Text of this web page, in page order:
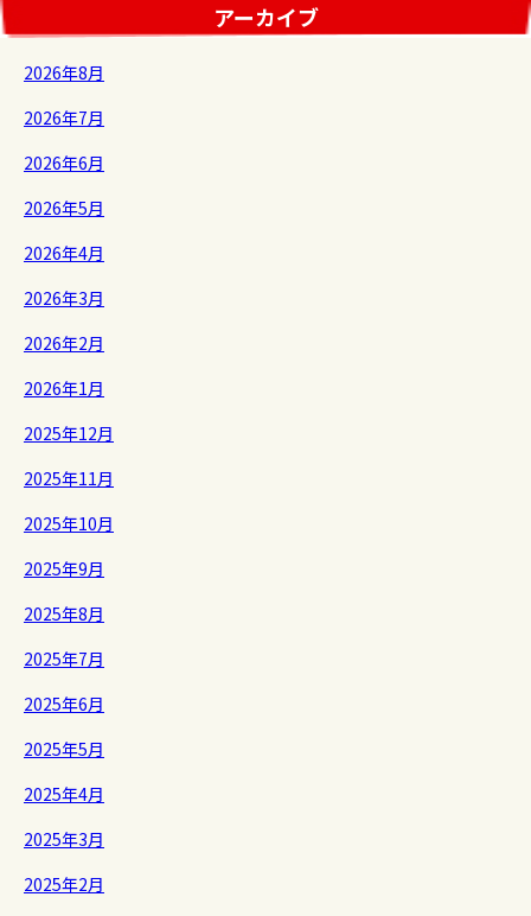
アーカイブ
2026年8月
2026年7月
2026年6月
2026年5月
2026年4月
2026年3月
2026年2月
2026年1月
2025年12月
2025年11月
2025年10月
2025年9月
2025年8月
2025年7月
2025年6月
2025年5月
2025年4月
2025年3月
2025年2月